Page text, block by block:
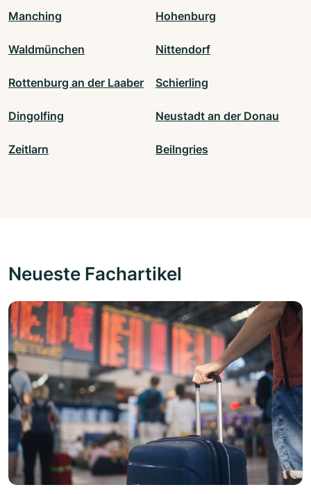
Manching Hohenburg
Waldmünchen Nittendorf
Rottenburg an der Laaber Schierling
Dingolfing Neustadt an der Donau
Zeitlarn Beilngries
Neueste Fachartikel